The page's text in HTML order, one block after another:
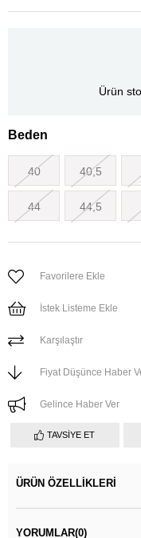
Ürün
Beden
40 40,5
44 44,5
Favorilere Ekle
İstek Listeme Ekle
Karşılaştır
Fiyat Düşünce Haber
Gelince Haber Ver
TAVSIYE ET
ÜRÜN ÖZELLIKLERI
YORUMLAR(0)